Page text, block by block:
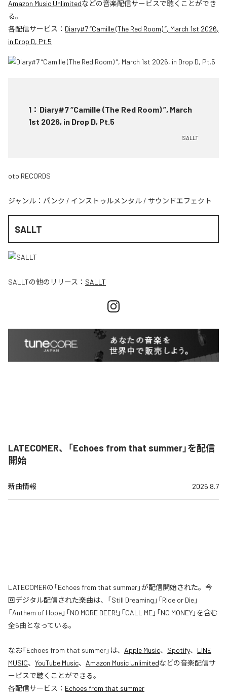
Amazon Music Unlimitedなどの音楽配信サービスで聴くことができ
る。
各配信サービス： Diary#7 “Camille (The Red Room) ”, March 1st 2026,
in Drop D, Pt.5
1 ： Diary#7 “Camille (The Red Room) ”, March
1st 2026, in Drop D, Pt.5
SALLT
oto RECORDS
ジャンル： パンク / インストゥルメンタル / サウンドエフェクト
SALLT
SALLTの他のリリース： SALLT
LATECOMER、「Echoes from that summer」を配信
開始
新曲情報 2026.8.7
LATECOMERの「Echoes from that summer」が配信開始された。今
回デジタル配信された楽曲は、「Still Dreaming」「Ride or Die」
「Anthem of Hope」「NO MORE BEER!」「CALL ME」「NO MONEY」を含む
全6曲となっている。
なお「Echoes from that summer」は、 Apple Music、 Spotify、 LINE
MUSIC、 YouTube Music、 Amazon Music Unlimitedなどの音楽配信サ
ービスで聴くことができる。
各配信サービス： Echoes from that summer